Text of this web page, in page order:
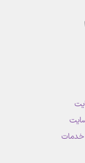
خدمات